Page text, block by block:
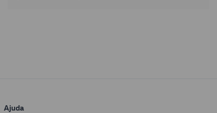
Ajuda